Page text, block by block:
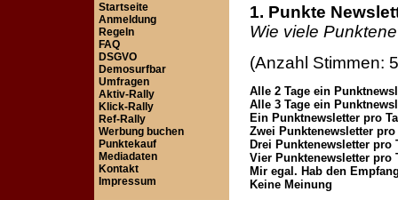
Startseite
Anmeldung
Regeln
FAQ
DSGVO
Demosurfbar
Umfragen
Aktiv-Rally
Klick-Rally
Ref-Rally
Werbung buchen
Punktekauf
Mediadaten
Kontakt
Impressum
1. Punkte
Wie viele
(Anzahl Stimmen:
Alle 2 Tage ein
Alle 3 Tage ein
Ein Punktnewsletter pro
Zwei Punktenewsletter pro
Drei Punktenewsletter pro
Vier Punktenewsletter pro
Mir egal. Hab den
Keine Meinung